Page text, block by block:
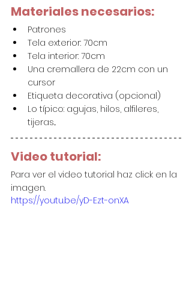
Materiales necesarios:
Patrones
Tela exterior: 70cm
Tela interior: 70cm
Una cremallera de 22cm con un
cursor
Etiqueta decorativa (opcional)
Lo típico: agujas, hilos, alfileres,
tijeras...
Video tutorial:
Para ver el video tutorial haz click en la
imagen.
https://youtu.be/yD-Ezt-onXA